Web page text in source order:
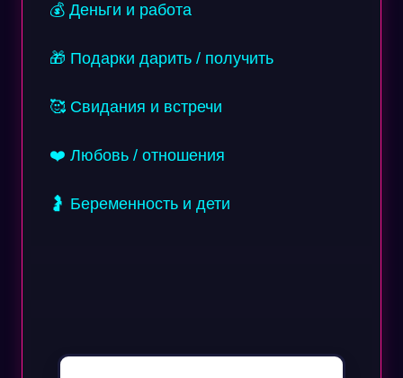
💰 Деньги и работа
🎁 Подарки дарить / получить
🥰 Свидания и встречи
❤️ Любовь / отношения
🤰 Беременность и дети